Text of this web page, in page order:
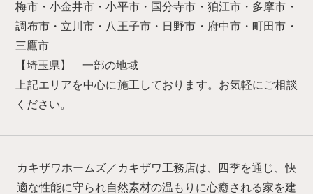
梅市・小金井市・小平市・国分寺市・狛江市・多摩市・
調布市・立川市・八王子市・日野市・府中市・町田市・
三鷹市
【埼玉県】 一部の地域
上記エリアを中心に施工しております。お気軽にご相談
ください。
カキザワホームズ／カキザワ工務店は、四季を通じ、快
適な性能に守られ自然素材の温もりに心癒される家を建